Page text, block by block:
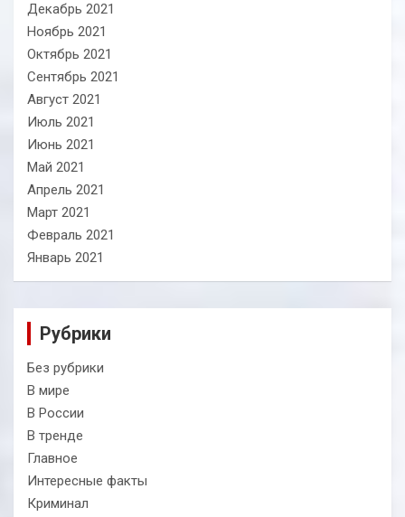
Декабрь 2021
Ноябрь 2021
Октябрь 2021
Сентябрь 2021
Август 2021
Июль 2021
Июнь 2021
Май 2021
Апрель 2021
Март 2021
Февраль 2021
Январь 2021
Рубрики
Без рубрики
В мире
В России
В тренде
Главное
Интересные факты
Криминал